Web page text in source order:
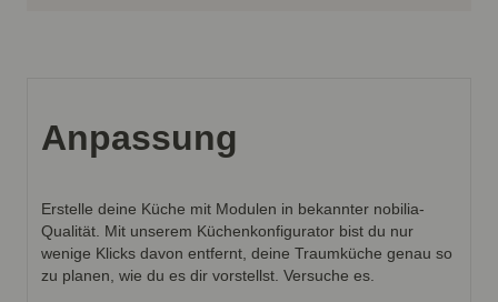
Anpassung
Erstelle deine Küche mit Modulen in bekannter nobilia-
Qualität. Mit unserem Küchenkonfigurator bist du nur
wenige Klicks davon entfernt, deine Traumküche genau so
zu planen, wie du es dir vorstellst. Versuche es.